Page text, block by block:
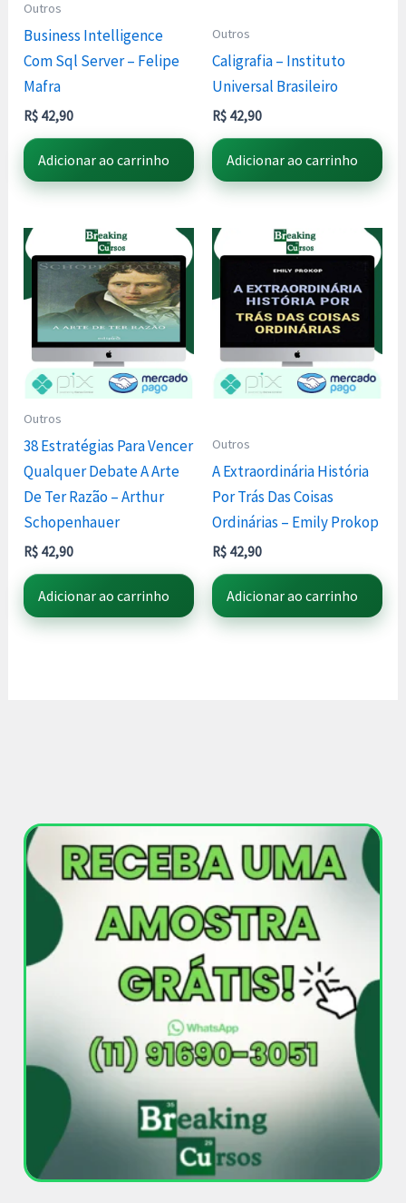
Outros
Business Intelligence
Com Sql Server – Felipe
Mafra
R$ 42,90
Adicionar ao carrinho
Outros
Caligrafia – Instituto
Universal Brasileiro
R$ 42,90
Adicionar ao carrinho
Outros
38 Estratégias Para Vencer
Qualquer Debate A Arte
De Ter Razão – Arthur
Schopenhauer
R$ 42,90
Adicionar ao carrinho
Outros
A Extraordinária História
Por Trás Das Coisas
Ordinárias – Emily Prokop
R$ 42,90
Adicionar ao carrinho